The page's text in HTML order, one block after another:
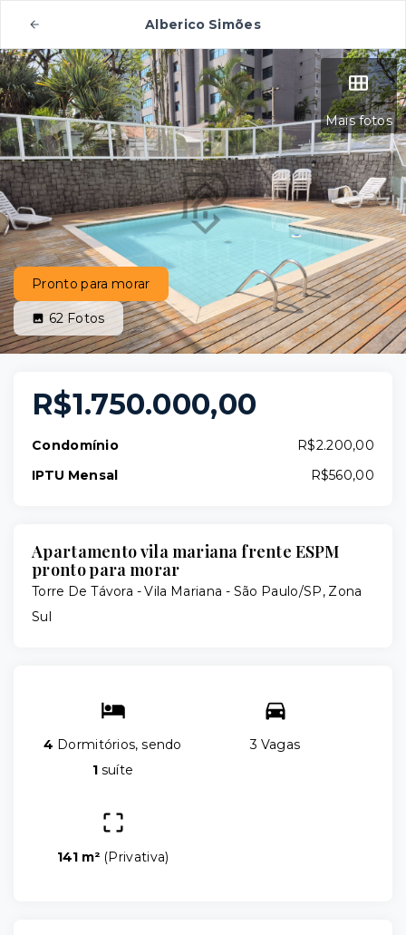
Alberico Simões
Mais fotos
Pronto para morar
62 Fotos
R$1.750.000,00
Condomínio
R$2.200,00
IPTU Mensal
R$560,00
Apartamento vila mariana frente ESPM
pronto para morar
Torre De Távora -Vila Mariana - São Paulo/SP, Zona
Sul
4 Dormitórios, sendo
1 suíte
3 Vagas
141 m² (Privativa)